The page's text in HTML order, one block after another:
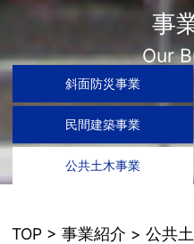
事
Our
斜面防災事業
民間建築事業
公共土木事業
TOP >事業紹介 >公共